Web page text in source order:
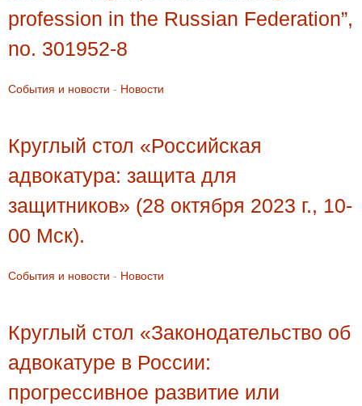
profession in the Russian Federation”,
no. 301952-8
События и новости - Новости
Круглый стол «Российская
адвокатура: защита для
защитников» (28 октября 2023 г., 10-
00 Мск).
События и новости - Новости
Круглый стол «Законодательство об
адвокатуре в России:
прогрессивное развитие или